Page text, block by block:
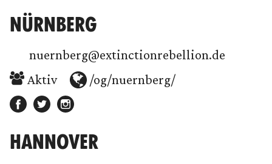
NÜRNBERG
nuernberg@extinctionrebellion.de
Aktiv
/og/nuernberg/
HANNOVER